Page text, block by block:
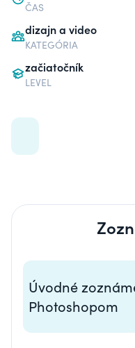
ČAS
dizajn a video
KATEGÓRIA
začiatočník
LEVEL
Úvodné
Photoshopom